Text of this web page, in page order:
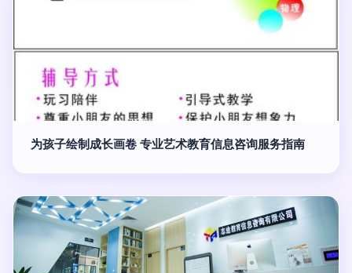
为孩子绘制成长画卷 专业艺术教育信息咨询服务指南